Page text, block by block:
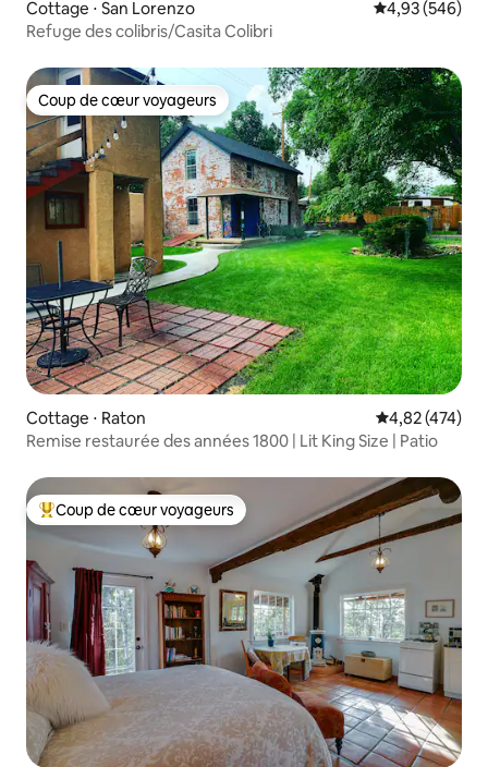
Cottage ⋅ San Lorenzo Évaluation
4,93 (546)
Refuge des colibris/Casita Colibri
Coup de cœur voyageurs
Coup de cœur voyageurs
Cottage ⋅ Raton Évaluation
4,82 (474)
Remise restaurée des années 1800 | Lit King Size | Patio
Coups de cœur voyageurs les plus appréciés
Coup de cœur voyageurs